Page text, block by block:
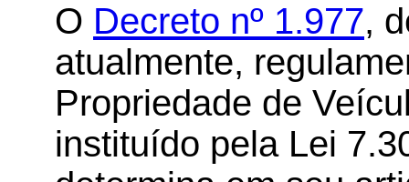
O Decreto nº 1.977,
atualmente,
Propriedade de
instituído pela Lei